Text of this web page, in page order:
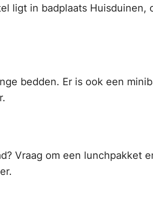
ligt in badplaats Huisduinen,
bedden. Er is ook een
Vraag om een lunchpakket